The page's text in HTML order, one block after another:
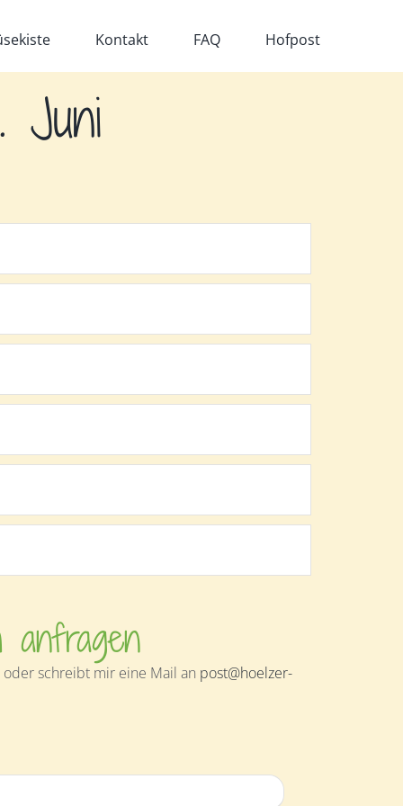
Kontakt FAQ Hofpost
Juni
anfragen
schreibt mir eine Mail an post@hoelzer-